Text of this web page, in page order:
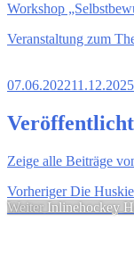
Workshop
Veranstaltung zum
07.06.202211.12.2025
Zeige alle Beiträge
Vorheriger Vorheriger
Beitrag:
Die
Weiter Nächster
Inlinehockey